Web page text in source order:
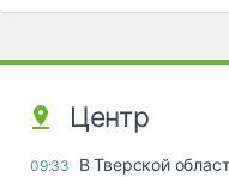
Центр
09:33
В Тверской